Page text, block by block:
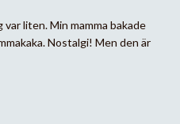
liten. Min mamma bakade
Nostalgi! Men den är